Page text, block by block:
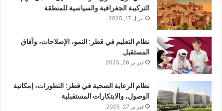
التركيبة الجغرافية والسياسية للمنطقة
أبريل 17, 2025
نظام التعليم في قطر: النمو، الإصلاحات، وآفاق
المستقبل
فبراير 26, 2025
نظام الرعاية الصحية في قطر: التطورات، إمكانية
الوصول، والابتكارات المستقبلية
فبراير 27, 2025